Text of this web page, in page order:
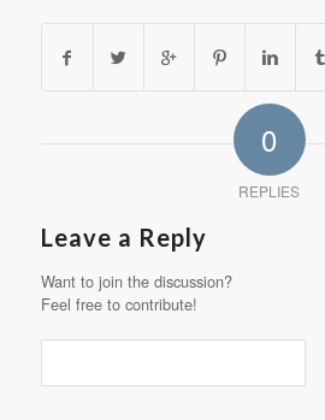
0
REPLIES
Leave a Reply
Want to join the discussion?
Feel free to contribute!